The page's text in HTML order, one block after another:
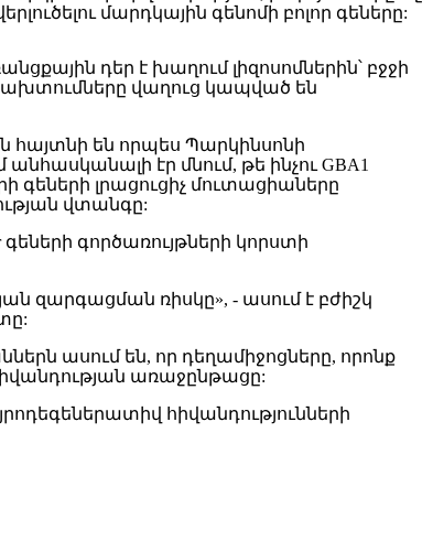
մարդկային գենոմի բոլոր գեները:
դեր է խաղում լիզոսոմներին՝ բջջի
վաղուց կապված են
հայտնի են որպես Պարկինսոնի
էր մնում, թե ինչու GBA1
գեների լրացուցիչ մուտացիաները
վտանգը:
գեների գործառույթների կորստի
զարգացման ռիսկը», - ասում է բժիշկ
ասում են, որ դեղամիջոցները, որոնք
առաջընթացը:
հիվանդությունների